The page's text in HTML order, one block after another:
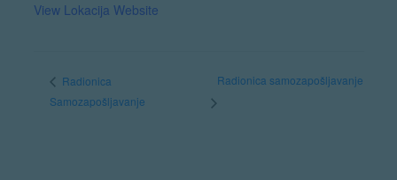
View Lokacija Website
Radionica
Samozapošljavanje
Radionica samozapošljavanje